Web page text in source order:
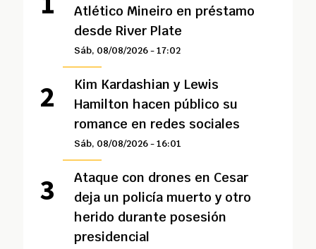
Atlético Mineiro en préstamo
desde River Plate
Sáb, 08/08/2026 - 17:02
Kim Kardashian y Lewis
Hamilton hacen público su
romance en redes sociales
Sáb, 08/08/2026 - 16:01
Ataque con drones en Cesar
deja un policía muerto y otro
herido durante posesión
presidencial